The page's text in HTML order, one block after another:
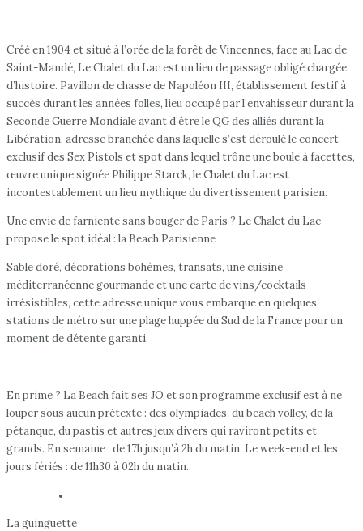
Créé en 1904 et situé à l’orée de la forêt de Vincennes, face au Lac de
Saint-Mandé, Le Chalet du Lac est un lieu de passage obligé chargée
d’histoire. Pavillon de chasse de Napoléon III, établissement festif à
succès durant les années folles, lieu occupé par l’envahisseur durant la
Seconde Guerre Mondiale avant d’être le QG des alliés durant la
Libération, adresse branchée dans laquelle s’est déroulé le concert
exclusif des Sex Pistols et spot dans lequel trône une boule à facettes,
œuvre unique signée Philippe Starck, le Chalet du Lac est
incontestablement un lieu mythique du divertissement parisien.
Une envie de farniente sans bouger de Paris ? Le Chalet du Lac
propose le spot idéal : la Beach Parisienne
Sable doré, décorations bohèmes, transats, une cuisine
méditerranéenne gourmande et une carte de vins/cocktails
irrésistibles, cette adresse unique vous embarque en quelques
stations de métro sur une plage huppée du Sud de la France pour un
moment de détente garanti.
En prime ? La Beach fait ses JO et son programme exclusif est à ne
louper sous aucun prétexte : des olympiades, du beach volley, de la
pétanque, du pastis et autres jeux divers qui raviront petits et
grands. En semaine : de 17h jusqu’à 2h du matin. Le week-end et les
jours fériés : de 11h30 à 02h du matin.
La guinguette